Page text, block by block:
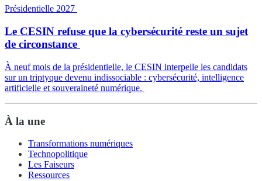
Présidentielle 2027
Le CESIN refuse que la cybersécurité reste un sujet
de circonstance
À neuf mois de la présidentielle, le CESIN interpelle les candidats
sur un triptyque devenu indissociable : cybersécurité, intelligence
artificielle et souveraineté numérique.
À la une
Transformations numériques
Technopolitique
Les Faiseurs
Ressources